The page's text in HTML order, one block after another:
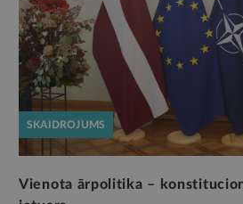
SKAIDROJUMS
Vienota ārpolitika –